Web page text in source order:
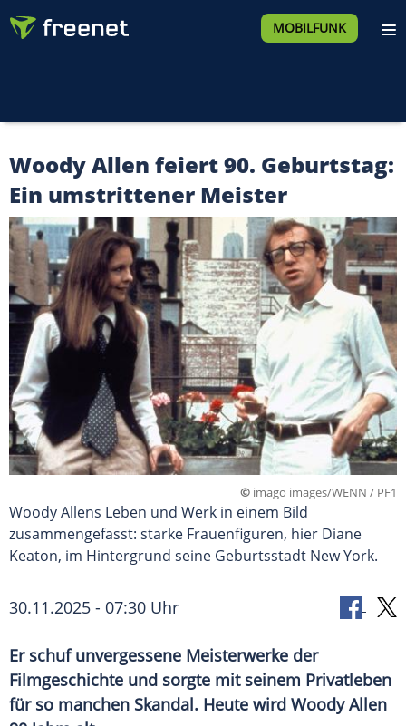
MOBILFUNK
Woody Allen feiert 90. Geburtstag:
Ein umstrittener Meister
© imago images/WENN / PF1
Woody Allens Leben und Werk in einem Bild
zusammengefasst: starke Frauenfiguren, hier Diane
Keaton, im Hintergrund seine Geburtsstadt New York.
30.11.2025 - 07:30 Uhr
Er schuf unvergessene Meisterwerke der
Filmgeschichte und sorgte mit seinem Privatleben
für so manchen Skandal. Heute wird Woody Allen